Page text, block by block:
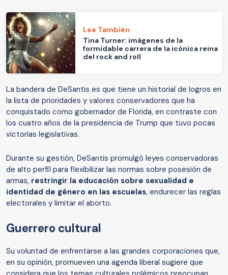
Lee También
Tina Turner: imágenes de la
formidable carrera de la icónica reina
del rock and roll
La bandera de DeSantis es que tiene un historial de logros en
la lista de prioridades y valores conservadores que ha
conquistado como gobernador de Florida, en contraste con
los cuatro años de la presidencia de Trump que tuvo pocas
victorias legislativas.
Durante su gestión, DeSantis promulgó leyes conservadoras
de alto perfil para flexibilizar las normas sobre posesión de
armas, restringir la educación sobre sexualidad e
identidad de género en las escuelas, endurecer las reglas
electorales y limitar el aborto.
Guerrero cultural
Su voluntad de enfrentarse a las grandes corporaciones que,
en su opinión, promueven una agenda liberal sugiere que